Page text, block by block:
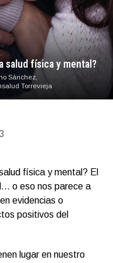
salud física y mental?
Sánchez,
Torrevieja
física y mental? El
o eso nos parece a
evidencias o
positivos del
lugar en nuestro